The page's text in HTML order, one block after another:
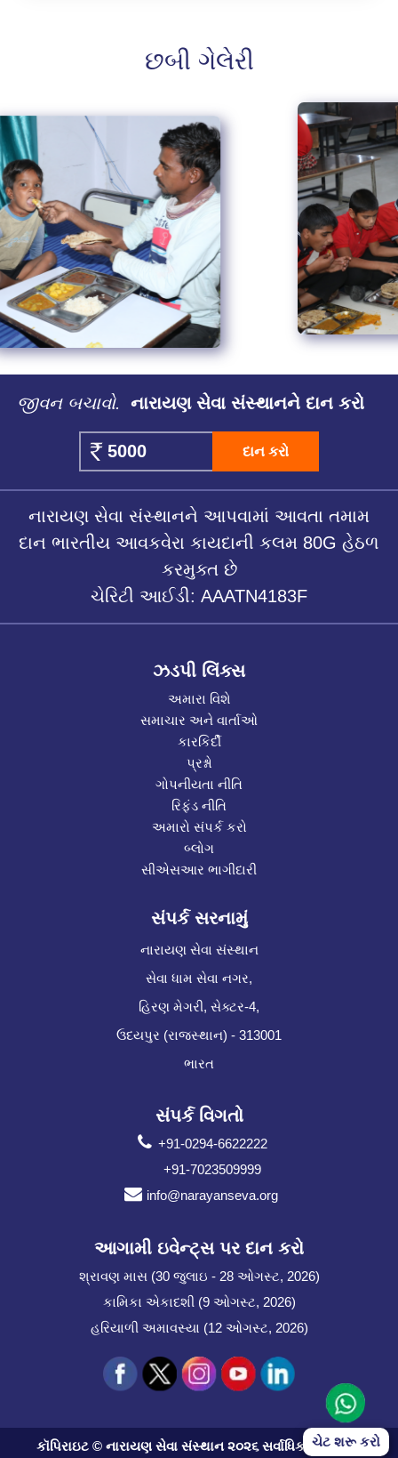
છબી ગેલેરી
ચેટ શરૂ કરો
જીવન બચાવો. નારાયણ સેવા સંસ્થાનને દાન કરો
દાન કરો
નારાયણ સેવા સંસ્થાનને આપવામાં આવતા તમામ
દાન ભારતીય આવકવેરા કાયદાની કલમ 80G હેઠળ
કરમુક્ત છે
ચેરિટી આઈડી: AAATN4183F
ઝડપી લિંક્સ
અમારા વિશે
સમાચાર અને વાર્તાઓ
કારકિર્દી
પ્રશ્નો
ગોપનીયતા નીતિ
રિફંડ નીતિ
અમારો સંપર્ક કરો
બ્લોગ
સીએસઆર ભાગીદારી
સંપર્ક સરનામું
નારાયણ સેવા સંસ્થાન
સેવા ધામ સેવા નગર,
હિરણ મેગરી, સેક્ટર-4,
ઉદયપુર (રાજસ્થાન) - 313001
ભારત
સંપર્ક વિગતો
+91-0294-6622222
+91-7023509999
info@narayanseva.org
આગામી ઇવેન્ટ્સ પર દાન કરો
શ્રાવણ માસ (30 જુલાઇ - 28 ઓગસ્ટ, 2026)
કામિકા એકાદશી (9 ઓગસ્ટ, 2026)
હરિયાળી અમાવસ્યા (12 ઓગસ્ટ, 2026)
કૉપિરાઇટ © નારાયણ સેવા સંસ્થાન ૨૦૨૬ સર્વાધિકાર સુરક્ષિત.